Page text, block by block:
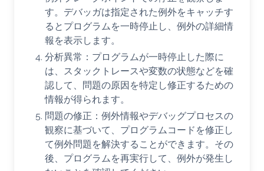
す。デバッガは指定された例外をキャッチす
るとプログラムを一時停止し、例外の詳細情
報を表示します。
分析異常：プログラムが一時停止した際に
は、スタックトレースや変数の状態などを確
認して、問題の原因を特定し修正するための
情報が得られます。
問題の修正：例外情報やデバッグプロセスの
観察に基づいて、プログラムコードを修正し
て例外問題を解決することができます。その
後、プログラムを再実行して、例外が発生し